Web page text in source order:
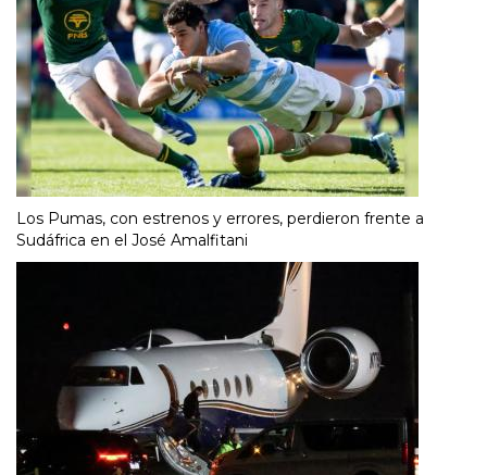
Los Pumas, con estrenos y errores, perdieron frente a
Sudáfrica en el José Amalfitani